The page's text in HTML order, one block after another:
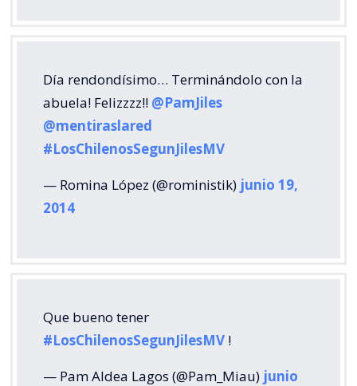
Día rendondísimo… Terminándolo con la
abuela! Felizzzz!! @PamJiles
@mentiraslared
#LosChilenosSegunJilesMV
— Romina López (@roministik) junio 19,
2014
Que bueno tener
#LosChilenosSegunJilesMV !
— Pam Aldea Lagos (@Pam_Miau) junio